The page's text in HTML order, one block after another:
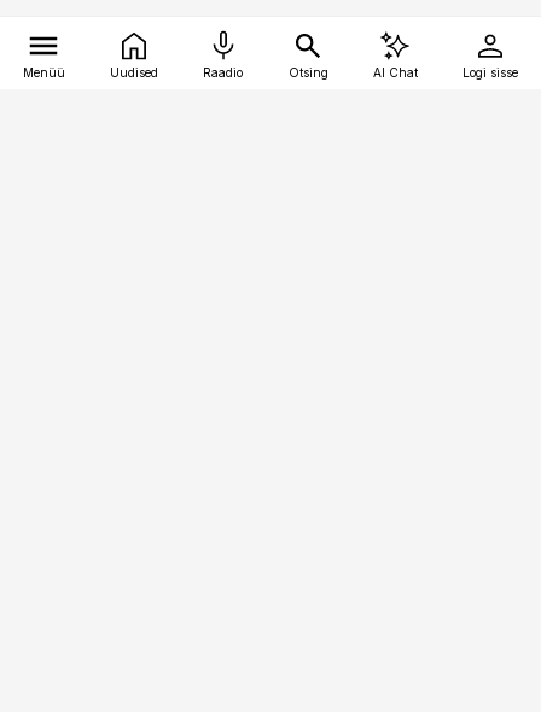
Menüü Uudised Raadio Otsing AI Chat Logi sisse